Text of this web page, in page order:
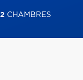
2CHAMBRES